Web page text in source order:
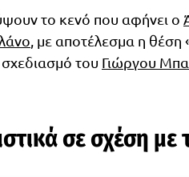
το κενό που αφήνει ο
, με αποτέλεσμα η θέση
του Γιώργου
σε σχέση με